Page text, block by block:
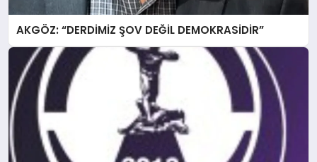
AKGÖZ: “DERDİMİZ ŞOV DEĞİL DEMOKRASİDİR”